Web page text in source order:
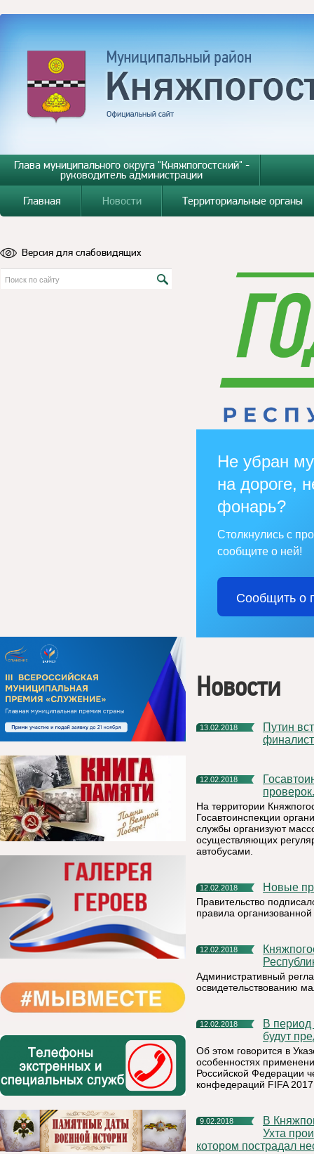
Глава муниципального округа "Княжпогостский" -
руководитель администрации
Главная
Новости Территориальные органы
Версия для слабовидящих
Не убран
на дороге,
фонарь?
Столкнулись с
сообщите о ней!
Сообщить о
Новости
13.02.2018
Путин встретится в Москве с Аббасом, Инфантино и
12.02.2018
Госавтоинспекторы проверят водителей во время массовых
проверок.
На территории
Госавтоинспекции
службы организуют
осуществляющих
автобусами.
12.02.2018 Новые
Правительство
правила
12.02.2018
Княжпогостский участок ФКУ «Центр ГИМС МЧС России по
Административный
освидетельствованию
12.02.2018
В период проведения чемпионата мира по футболу FIFA 2018
будут
Об этом говорится в
особенностях
Российской Федерации
конфедераций FIFA
9.02.2018
В Княжпогостском районе на 95 км автодороги Сыктывкар-
Ухта
котором пострадал